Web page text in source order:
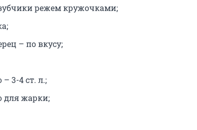
режем кружочками;
– по вкусу;
3-4 ст. л.;
для жарки;